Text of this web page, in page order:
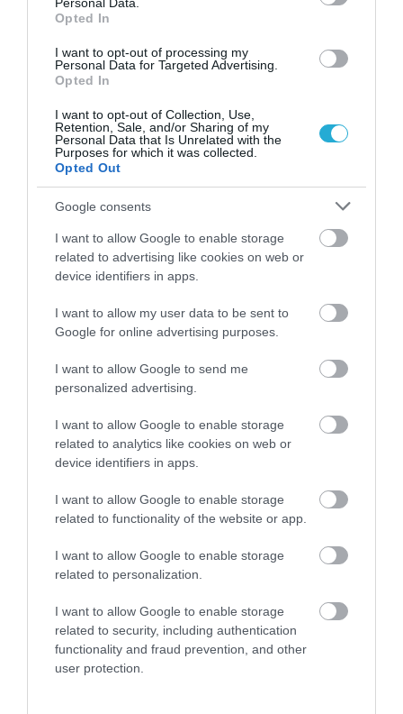
Opted In
I want to opt-out of processing my
Personal Data for Targeted Advertising.
Opted In
I want to opt-out of Collection, Use,
Retention, Sale, and/or Sharing of my
Personal Data that Is Unrelated with the
Purposes for which it was collected.
Opted Out
Google consents
I want to allow Google to enable storage
related to advertising like cookies on web or
device identifiers in apps.
I want to allow my user data to be sent to
Google for online advertising purposes.
I want to allow Google to send me
personalized advertising.
I want to allow Google to enable storage
related to analytics like cookies on web or
device identifiers in apps.
I want to allow Google to enable storage
related to functionality of the website or app.
I want to allow Google to enable storage
related to personalization.
I want to allow Google to enable storage
related to security, including authentication
functionality and fraud prevention, and other
user protection.
Ο ΣΥΝΤΑΚΤΗΣ
ΚΩΣΤΑΣ ΚΑΛΛΙΑΝΤΕΡΗΣ
ΟΙΚΟΝΟΜΙΚΟΣ ΣΥΝΤΑΚΤΗΣ
Εξειδικεύεται στην κάλυψη θεμάτων οικονομίας,
επιχειρηματικότητας, ενέργειας, μεταφορών,
κατασκευών και αγορών. Παρακολουθεί τις
οικονομικές εξελίξεις στην Ελλάδα και το
εξωτερικό, αναλύοντας τις επιπτώσεις τους στην
επιχειρηματική δραστηριότητα και την
πραγματική οικονομία. Διαθέτει εμπειρία στη
δημοσιογραφική κάλυψη οικονομικού και
πολιτικού ρεπορτάζ, καθώς και στη σύνταξη
αναλυτικών άρθρων για την αγορά, τις
επενδύσεις και την επιχειρηματικότητα.
Διαβάστε όλες τις τελευταίες
BELLA HADID FOCUS VICTORIA SECRET